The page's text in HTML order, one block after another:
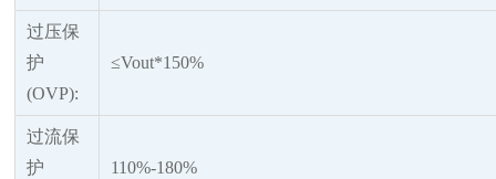
过压保
护
(OVP):
≤Vout*150%
过流保
护
110%-180%